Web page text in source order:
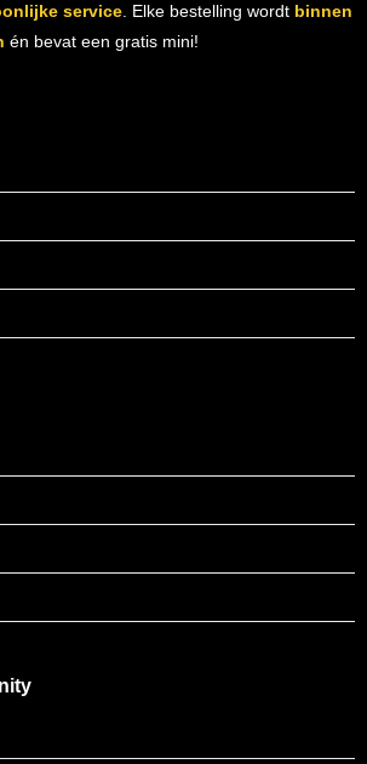
service. Elke bestelling wordt binnen
én bevat een gratis mini!